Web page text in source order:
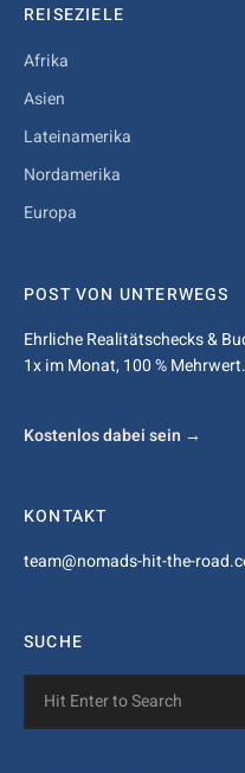
REISEZIELE
Afrika
Asien
Lateinamerika
Nordamerika
Europa
POST VON UNTERWEGS
Ehrliche Realitätschecks &
1x im Monat, 100 % Mehrwert.
Kostenlos dabei sein →
KONTAKT
team@nomads-hit-the-
SUCHE
for: